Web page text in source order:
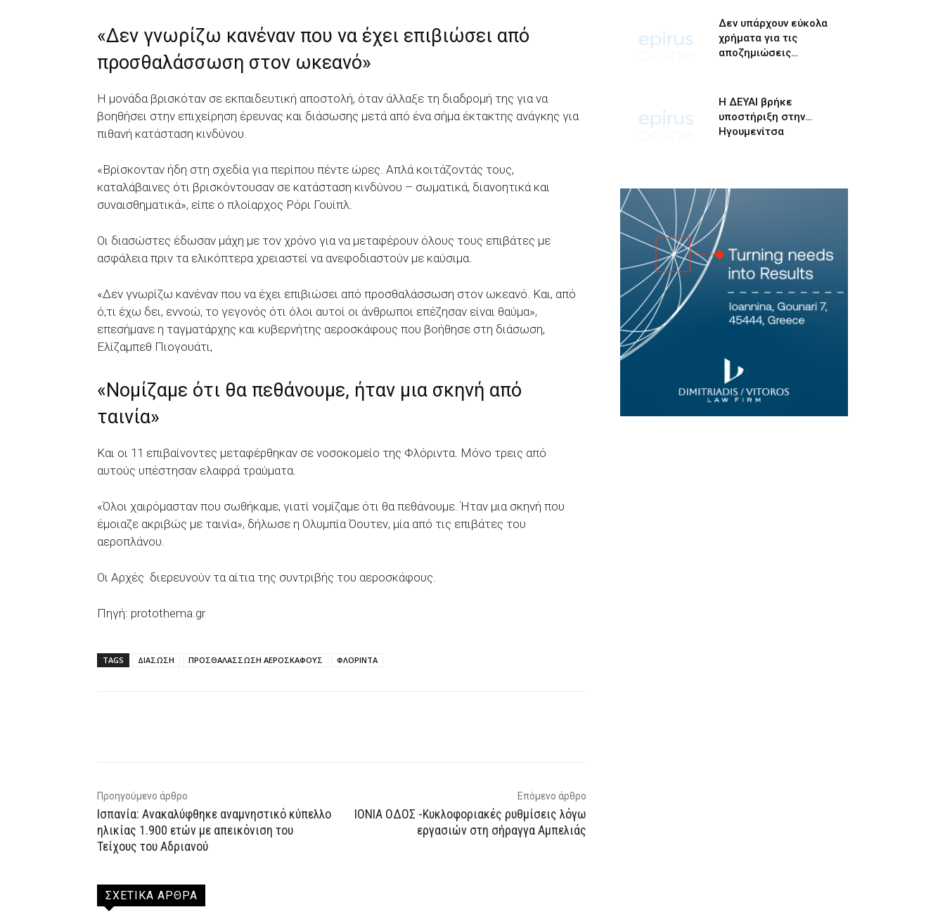
«Δεν γνωρίζω κανέναν που να έχει επιβιώσει από
προσθαλάσσωση στον ωκεανό»
Η μονάδα βρισκόταν σε εκπαιδευτική αποστολή, όταν άλλαξε τη διαδρομή της για να
βοηθήσει στην επιχείρηση έρευνας και διάσωσης μετά από ένα σήμα έκτακτης ανάγκης για
πιθανή κατάσταση κινδύνου.
«Βρίσκονταν ήδη στη σχεδία για περίπου πέντε ώρες. Απλά κοιτάζοντάς τους,
καταλάβαινες ότι βρισκόντουσαν σε κατάσταση κινδύνου – σωματικά, διανοητικά και
συναισθηματικά», είπε ο πλοίαρχος Ρόρι Γουίπλ.
Οι διασώστες έδωσαν μάχη με τον χρόνο για να μεταφέρουν όλους τους επιβάτες με
ασφάλεια πριν τα ελικόπτερα χρειαστεί να ανεφοδιαστούν με καύσιμα.
«Δεν γνωρίζω κανέναν που να έχει επιβιώσει από προσθαλάσσωση στον ωκεανό. Και, από
ό,τι έχω δει, εννοώ, το γεγονός ότι όλοι αυτοί οι άνθρωποι επέζησαν είναι θαύμα»,
επεσήμανε η ταγματάρχης και κυβερνήτης αεροσκάφους που βοήθησε στη διάσωση,
Ελίζαμπεθ Πιογουάτι,
«Νομίζαμε ότι θα πεθάνουμε, ήταν μια σκηνή από
ταινία»
Και οι 11 επιβαίνοντες μεταφέρθηκαν σε νοσοκομείο της Φλόριντα. Μόνο τρεις από
αυτούς υπέστησαν ελαφρά τραύματα.
«Όλοι χαιρόμασταν που σωθήκαμε, γιατί νομίζαμε ότι θα πεθάνουμε. Ήταν μια σκηνή που
έμοιαζε ακριβώς με ταινία», δήλωσε η Ολυμπία Όουτεν, μία από τις επιβάτες του
αεροπλάνου.
Οι Αρχές διερευνούν τα αίτια της συντριβής του αεροσκάφους.
Πηγή: protothema.gr
TAGS ΔΙΑΣΩΣΗ ΠΡΟΣΘΑΛΑΣΣΩΣΗ ΑΕΡΟΣΚΑΦΟΥΣ ΦΛΟΡΙΝΤΑ
Προηγούμενο άρθρο
Ισπανία: Ανακαλύφθηκε αναμνηστικό κύπελλο
ηλικίας 1.900 ετών με απεικόνιση του
Τείχους του Αδριανού
Επόμενο άρθρο
ΙΟΝΙΑ ΟΔΟΣ -Κυκλοφοριακές ρυθμίσεις λόγω
εργασιών στη σήραγγα Αμπελιάς
ΣΧΕΤΙΚΑ ΑΡΘΡΑ
Δεν υπάρχουν εύκολα
χρήματα για τις
αποζημιώσεις…
Η ΔΕΥΑΙ βρήκε
υποστήριξη στην…
Ηγουμενίτσα